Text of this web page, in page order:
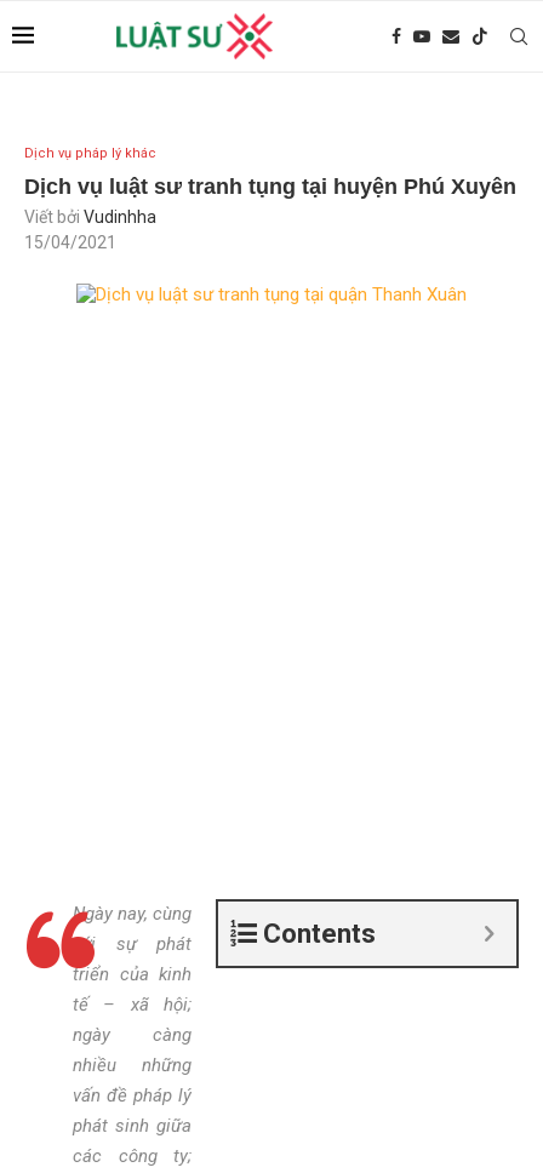
Dịch vụ pháp lý khác
Dịch vụ luật sư tranh tụng tại huyện Phú Xuyên
Viết bởi Vudinhha
15/04/2021
Contents
Ngày nay, cùng
với sự phát
triển của kinh
tế – xã hội;
ngày càng
nhiều những
vấn đề pháp lý
phát sinh giữa
các công ty;